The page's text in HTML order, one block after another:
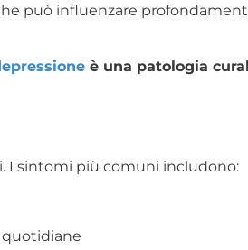
può influenzare
è una patologia
I sintomi più comuni includono:
quotidiane